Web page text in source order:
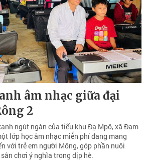
âm nhạc giữa đại
2
ngút ngàn của tiểu khu Đạ Mpô, xã Đam
lớp học âm nhạc miễn phí đang mang
với trẻ em người Mông, góp phần nuôi
chơi ý nghĩa trong dịp hè.